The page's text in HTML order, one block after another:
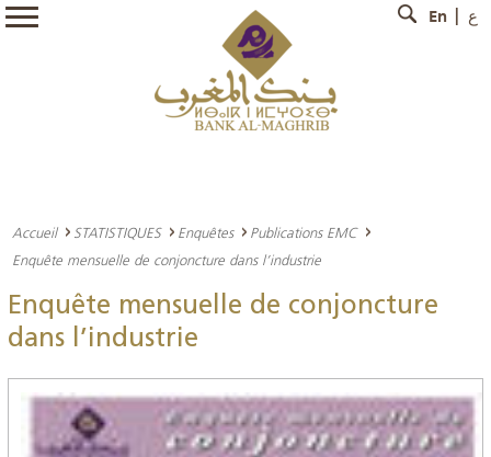
En ع
Accueil STATISTIQUES Enquêtes
Publications EMC
Enquête mensuelle de conjoncture dans l’industrie
Enquête mensuelle de conjoncture
dans l’industrie